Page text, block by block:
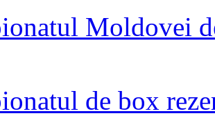
Moldovei
de box